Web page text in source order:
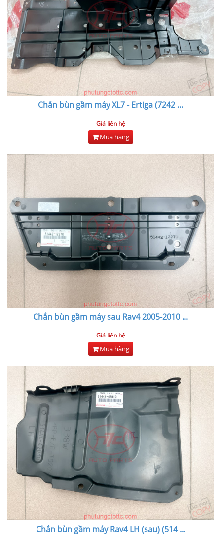
Chắn bùn gầm máy XL7 - Ertiga (7242 ...
Giá liên hệ
Mua hàng
Chắn bùn gầm máy sau Rav4 2005-2010 ...
Giá liên hệ
Mua hàng
Chắn bùn gầm máy Rav4 LH (sau) (514...